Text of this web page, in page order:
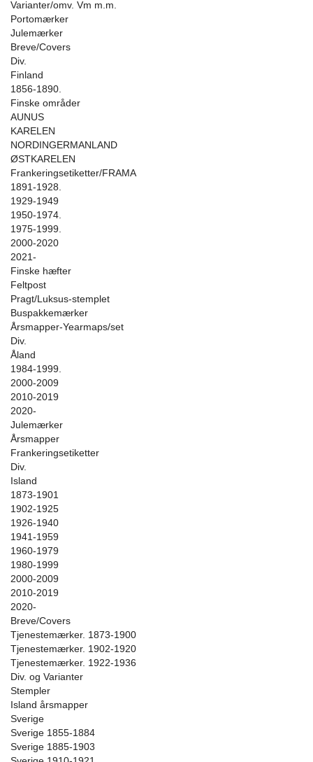
Varianter/omv. Vm m.m.
Portomærker
Julemærker
Breve/Covers
Div.
Finland
1856-1890.
Finske områder
AUNUS
KARELEN
NORDINGERMANLAND
ØSTKARELEN
Frankeringsetiketter/FRAMA
1891-1928.
1929-1949
1950-1974.
1975-1999.
2000-2020
2021-
Finske hæfter
Feltpost
Pragt/Luksus-stemplet
Buspakkemærker
Årsmapper-Yearmaps/set
Div.
Åland
1984-1999.
2000-2009
2010-2019
2020-
Julemærker
Årsmapper
Frankeringsetiketter
Div.
Island
1873-1901
1902-1925
1926-1940
1941-1959
1960-1979
1980-1999
2000-2009
2010-2019
2020-
Breve/Covers
Tjenestemærker. 1873-1900
Tjenestemærker. 1902-1920
Tjenestemærker. 1922-1936
Div. og Varianter
Stempler
Island årsmapper
Sverige
Sverige 1855-1884
Sverige 1885-1903